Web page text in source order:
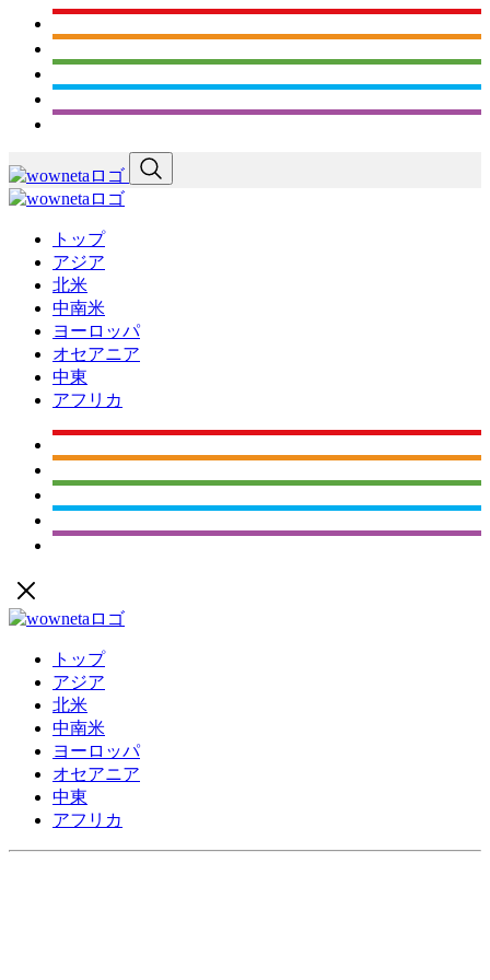
トップ
アジア
北米
中南米
ヨーロッパ
オセアニア
中東
アフリカ
トップ
アジア
北米
中南米
ヨーロッパ
オセアニア
中東
アフリカ